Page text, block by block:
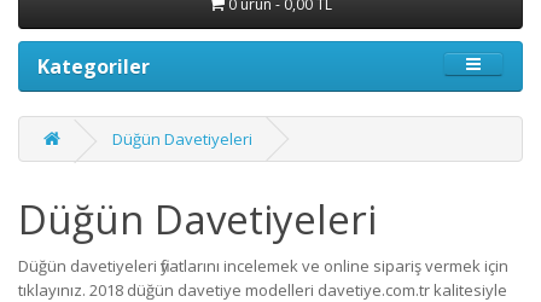
0 ürün - 0,00 TL
Kategoriler
Düğün Davetiyeleri
Düğün Davetiyeleri
Düğün davetiyeleri fiyatlarını incelemek ve online sipariş vermek için
tıklayınız. 2018 düğün davetiye modelleri davetiye.com.tr kalitesiyle